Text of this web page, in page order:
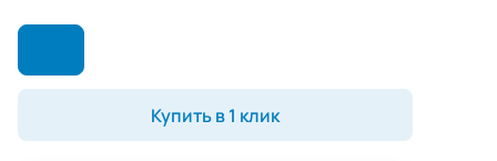
Купить в 1 клик